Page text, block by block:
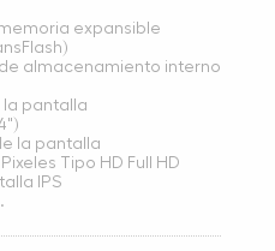
expansible
almacenamiento interno
la pantalla
la pantalla
Tipo HD Full HD
IPS